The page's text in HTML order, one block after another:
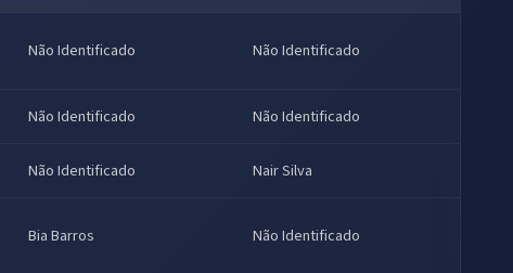
Não Identificado Não Identificado
Não Identificado Não Identificado
Não Identificado Nair Silva
Bia Barros Não Identificado